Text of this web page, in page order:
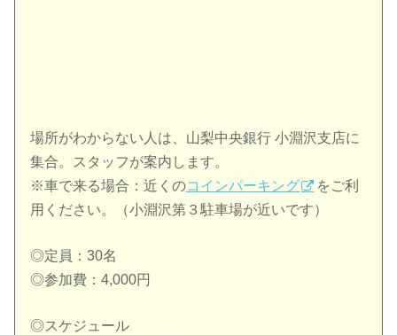
場所がわからない人は、山梨中央銀行 小淵沢支店に
集合。スタッフが案内します。
※車で来る場合：近くのコインパーキング
をご利
用ください。（小淵沢第３駐車場が近いです）
◎定員：30名
◎参加費：4,000円
◎スケジュール